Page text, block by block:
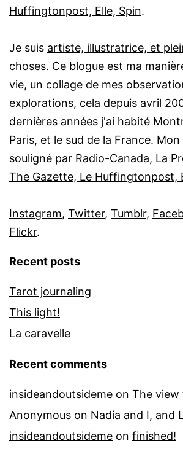
Huffingtonpost, Elle, Spin.
Je suis artiste, illustratrice, et
choses. Ce blogue est ma
vie, un collage de mes
explorations, cela depuis avril
dernières années j'ai habité
Paris, et le sud de la France.
souligné par Radio-Canada, La
The Gazette, Le Huffingtonpost,
Instagram, Twitter, Tumblr,
Flickr.
Recent posts
Tarot journaling
This light!
La caravelle
Recent comments
insideandoutsideme on The view
Anonymous on Nadia and I, and
insideandoutsideme on finished!